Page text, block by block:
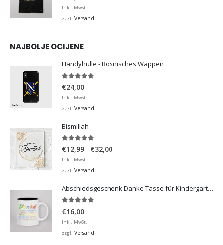
Inkl. MwSt.
zzgl. Versand
NAJBOLJE OCIJENE
Handyhülle - Bosnisches Wappen
€24,00
Inkl. MwSt.
zzgl. Versand
Bismillah
5.00von 5
€12,99– €32,00Preisspanne:
Inkl. MwSt.
zzgl. Versand
Abschiedsgeschenk Danke Tasse für Kindergarten, Hort
€16,00
Inkl. MwSt.
zzgl. Versand